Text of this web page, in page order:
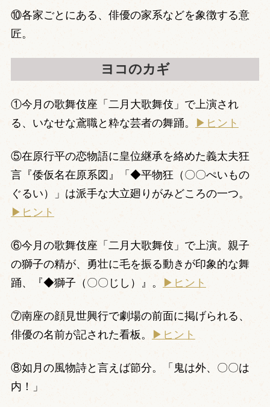
⑩各家ごとにある、俳優の家系などを象徴する意
匠。
ヨコのカギ
①今月の歌舞伎座「二月大歌舞伎」で上演され
る、いなせな鳶職と粋な芸者の舞踊。
▶ヒント
⑤在原行平の恋物語に皇位継承を絡めた義太夫狂
言『倭仮名在原系図』「◆平物狂（〇〇ぺいもの
ぐるい）」は派手な大立廻りがみどころの一つ。
▶ヒント
⑥今月の歌舞伎座「二月大歌舞伎」で上演。親子
の獅子の精が、勇壮に毛を振る動きが印象的な舞
踊、『◆獅子（〇〇じし）』。
▶ヒント
⑦南座の顔見世興行で劇場の前面に掲げられる、
俳優の名前が記された看板。
▶ヒント
⑧如月の風物詩と言えば節分。「鬼は外、〇〇は
内！」